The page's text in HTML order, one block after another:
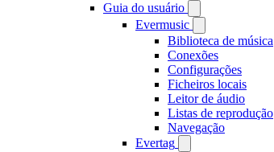
Guia do usuário
Evermusic
Biblioteca de música
Conexões
Configurações
Ficheiros locais
Leitor de áudio
Listas de reprodução
Navegação
Evertag